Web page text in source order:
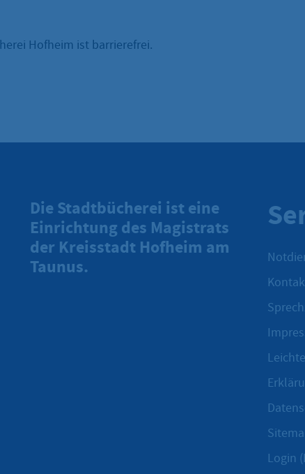
Hofheim ist barrierefrei.
Die Stadtbücherei ist eine
Einrichtung des Magistrats
der Kreisstadt Hofheim am
Taunus.
Login